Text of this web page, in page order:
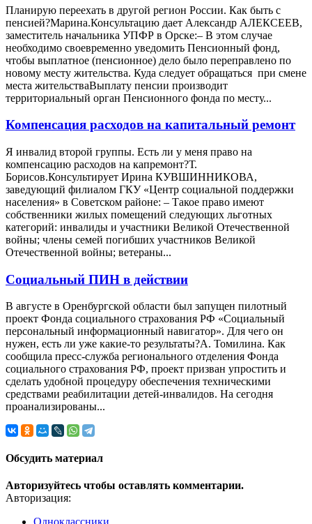
Планирую переехать в другой регион России. Как быть с
пенсией?Марина.Консультацию дает Александр АЛЕКСЕЕВ,
заместитель начальника УПФР в Орске:– В этом случае
необходимо своевременно уведомить Пенсионный фонд,
чтобы выплатное (пенсионное) дело было переправлено по
новому месту жительства. Куда следует обращаться при смене
места жительстваВыплату пенсии производит
территориальный орган Пенсионного фонда по месту...
Компенсация расходов на капитальный ремонт
Я инвалид второй группы. Есть ли у меня право на
компенсацию расходов на капремонт?Т.
Борисов.Консультирует Ирина КУВШИННИКОВА,
заведующий филиалом ГКУ «Центр социальной поддержки
населения» в Советском районе: – Такое право имеют
собственники жилых помещений следующих льготных
категорий: инвалиды и участники Великой Отечественной
войны; члены семей погибших участников Великой
Отечественной войны; ветераны...
Социальный ПИН в действии
В августе в Оренбургской области был запущен пилотный
проект Фонда социального страхования РФ «Социальный
персональный информационный навигатор». Для чего он
нужен, есть ли уже какие-то результаты?А. Томилина. Как
сообщила пресс-служба регионального отделения Фонда
социального страхования РФ, проект призван упростить и
сделать удобной процедуру обеспечения техническими
средствами реабилитации детей-инвалидов. На сегодня
проанализированы...
Обсудить материал
Авторизуйтесь чтобы оставлять комментарии.
Авторизация:
Одноклассники